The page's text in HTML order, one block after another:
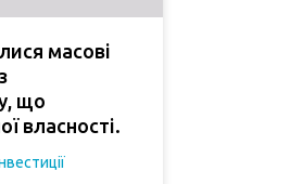
масові
що
власності.